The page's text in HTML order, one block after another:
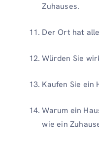
Zuhauses.
Der Ort hat
Würden Sie
Kaufen Sie ein
Warum ein
wie ein